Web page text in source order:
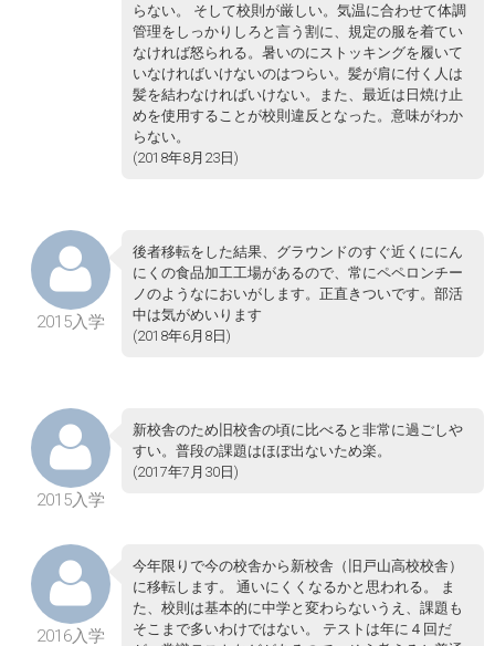
らない。 そして校則が厳しい。気温に合わせて体調
管理をしっかりしろと言う割に、規定の服を着てい
なければ怒られる。暑いのにストッキングを履いて
いなければいけないのはつらい。髪が肩に付く人は
髪を結わなければいけない。また、最近は日焼け止
めを使用することが校則違反となった。意味がわか
らない。
(2018年8月23日)
2015入学
後者移転をした結果、グラウンドのすぐ近くににん
にくの食品加工工場があるので、常にペペロンチー
ノのようなにおいがします。正直きついです。部活
中は気がめいります
(2018年6月8日)
2015入学
新校舎のため旧校舎の頃に比べると非常に過ごしや
すい。普段の課題はほぼ出ないため楽。
(2017年7月30日)
2016入学
今年限りで今の校舎から新校舎（旧戸山高校校舎）
に移転します。 通いにくくなるかと思われる。 ま
た、校則は基本的に中学と変わらないうえ、課題も
そこまで多いわけではない。 テストは年に４回だ